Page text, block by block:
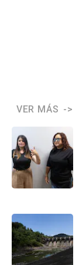
VER MÁS